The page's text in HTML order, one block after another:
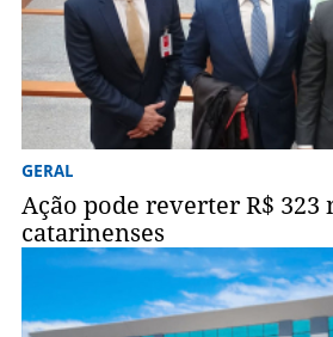
GERAL
Ação pode reverter R$ 323
catarinenses